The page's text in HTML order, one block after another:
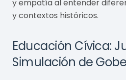
y empatía al entender
y contextos históricos.
Educación Cívica:
Simulación de